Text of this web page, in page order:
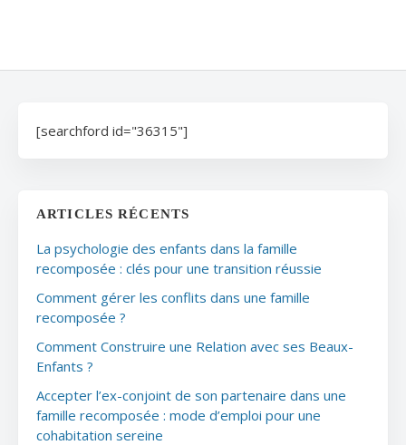
[searchford id="36315"]
ARTICLES RÉCENTS
La psychologie des enfants dans la famille
recomposée : clés pour une transition réussie
Comment gérer les conflits dans une famille
recomposée ?
Comment Construire une Relation avec ses Beaux-
Enfants ?
Accepter l’ex-conjoint de son partenaire dans une
famille recomposée : mode d’emploi pour une
cohabitation sereine